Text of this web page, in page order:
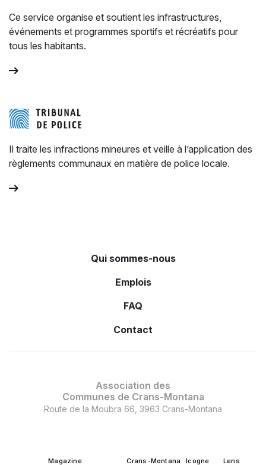
Ce service organise et soutient les infrastructures,
événements et programmes sportifs et récréatifs pour
tous les habitants.
Il traite les infractions mineures et veille à l’application des
règlements communaux en matière de police locale.
Qui sommes-nous
Emplois
FAQ
Contact
Association des
Communes de Crans-Montana
Route de la Moubra 66, 3963 Crans-Montana
Magazine Crans-Montana Icogne Lens